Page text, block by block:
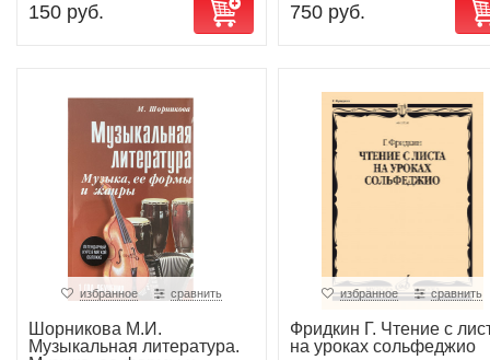
150 руб. 750 руб.
избранное сравнить
Шорникова М.И.
Музыкальная литература.
избранное сравнить
Фридкин Г. Чтение с
на уроках сольфеджио